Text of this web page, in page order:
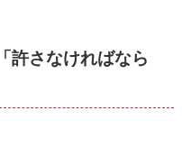
許さなければなら